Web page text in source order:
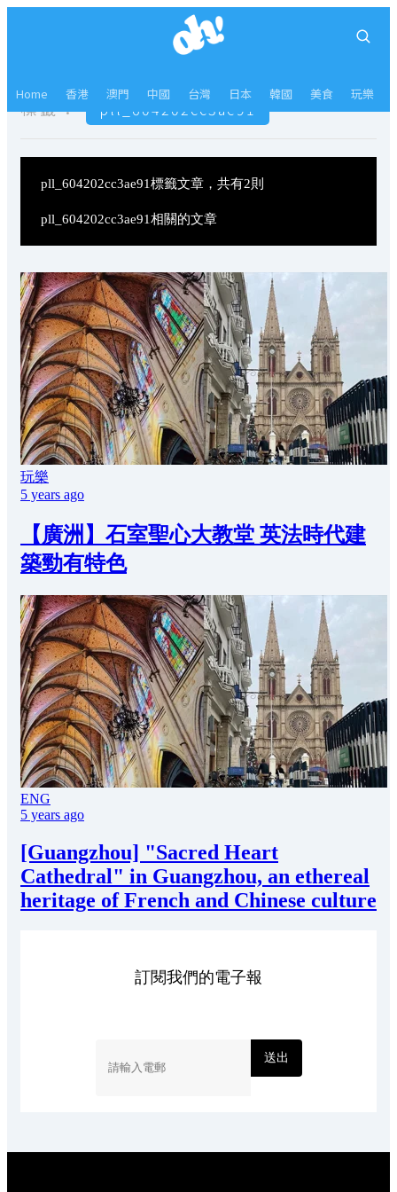
Home 香港 澳門 中國 台灣 日本 韓國 美食 玩樂
標籤： pll_604202cc3ae91
pll_604202cc3ae91標籤文章，共有2則
pll_604202cc3ae91相關的文章
玩樂
5 years ago
【廣洲】石室聖心大教堂 英法時代建
築勁有特色
ENG
5 years ago
[Guangzhou] "Sacred Heart
Cathedral" in Guangzhou, an ethereal
heritage of French and Chinese culture
訂閱我們的電子報
送出